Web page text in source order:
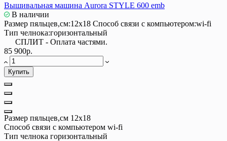
Вышивальная машина Aurora STYLE 600 emb
В наличии
Размер пяльцев,см:12х18 Способ связи с компьютером:wi-fi
Тип челнока:горизонтальный
СПЛИТ - Оплата частями.
85 900р.
Купить
Размер пяльцев,см 12х18
Способ связи с компьютером wi-fi
Тип челнока горизонтальный